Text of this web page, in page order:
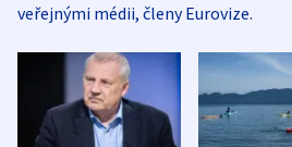
veřejnými médii, členy Eurovize.